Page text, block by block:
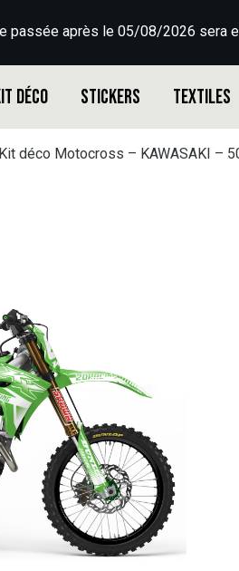
passée après le 05/08/2026 sera
déco Stickers Textiles
Kit déco Motocross – KAWASAKI –